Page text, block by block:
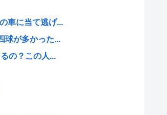
車に当て逃げ...
球が多かった...
の？この人...